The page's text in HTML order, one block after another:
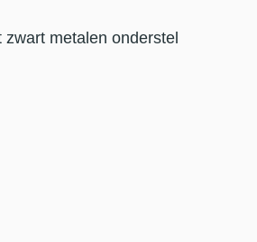
metalen onderstel